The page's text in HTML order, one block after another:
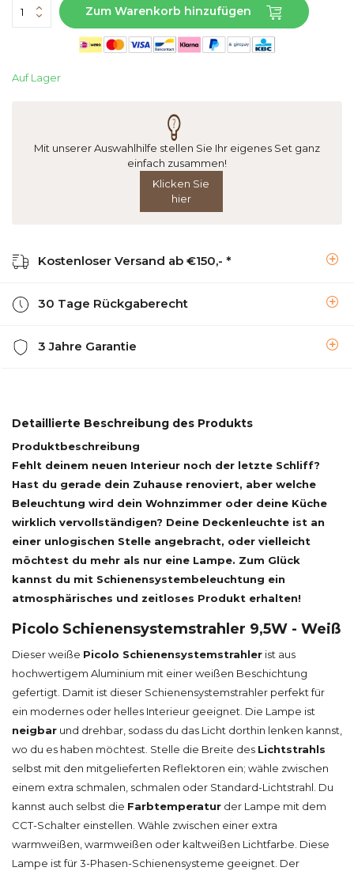
Zum Warenkorb hinzufügen
Auf Lager
Mit unserer Auswahlhilfe stellen Sie Ihr eigenes Set ganz
einfach zusammen!
Klicken Sie
hier
Kostenloser Versand ab €150,- *
30 Tage Rückgaberecht
3 Jahre Garantie
Detaillierte Beschreibung des Produkts
Produktbeschreibung
Fehlt deinem neuen Interieur noch der letzte Schliff?
Hast du gerade dein Zuhause renoviert, aber welche
Beleuchtung wird dein Wohnzimmer oder deine Küche
wirklich vervollständigen? Deine Deckenleuchte ist an
einer unlogischen Stelle angebracht, oder vielleicht
möchtest du mehr als nur eine Lampe. Zum Glück
kannst du mit Schienensystembeleuchtung ein
atmosphärisches und zeitloses Produkt erhalten!
Picolo Schienensystemstrahler 9,5W - Weiß
Dieser weiße Picolo Schienensystemstrahler ist aus
hochwertigem Aluminium mit einer weißen Beschichtung
gefertigt. Damit ist dieser Schienensystemstrahler perfekt für
ein modernes oder helles Interieur geeignet. Die Lampe ist
neigbar und drehbar, sodass du das Licht dorthin lenken kannst,
wo du es haben möchtest. Stelle die Breite des Lichtstrahls
selbst mit den mitgelieferten Reflektoren ein; wähle zwischen
einem extra schmalen, schmalen oder Standard-Lichtstrahl. Du
kannst auch selbst die Farbtemperatur der Lampe mit dem
CCT-Schalter einstellen. Wähle zwischen einer extra
warmweißen, warmweißen oder kaltweißen Lichtfarbe. Diese
Lampe ist für 3-Phasen-Schienensysteme geeignet. Der